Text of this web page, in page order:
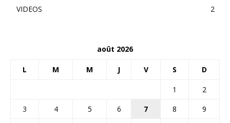
VIDEOS
2
août 2026
L M M J V S D
1
2
3
4 5 6 7 8
9